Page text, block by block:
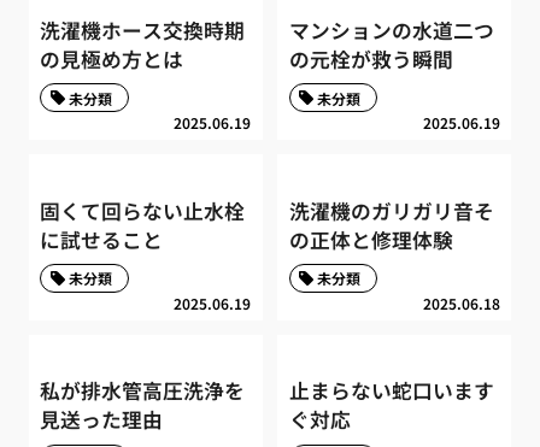
洗濯機ホース交換時期
の見極め方とは
2025.06.19
未分類
マンションの水道二つ
の元栓が救う瞬間
2025.06.19
未分類
固くて回らない止水栓
に試せること
2025.06.19
未分類
洗濯機のガリガリ音そ
の正体と修理体験
2025.06.18
未分類
私が排水管高圧洗浄を
見送った理由
止まらない蛇口います
ぐ対応